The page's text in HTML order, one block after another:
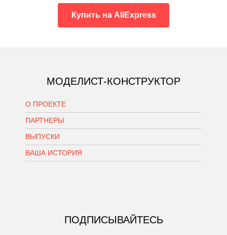
Купить на AliExpress
МОДЕЛИСТ-КОНСТРУКТОР
О ПРОЕКТЕ
ПАРТНЕРЫ
ВЫПУСКИ
ВАША ИСТОРИЯ
ПОДПИСЫВАЙТЕСЬ